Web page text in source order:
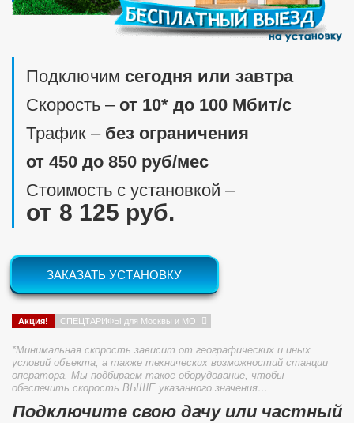
Подключим сегодня или завтра
Скорость ‒ от 10* до 100 Мбит/c
Трафик ‒ без ограничения
от 450 до 850 руб/мес
Стоимость с установкой ‒
8 125 руб.
ЗАКАЗАТЬ УСТАНОВКУ
Акция! СПЕЦТАРИФЫ для Москвы и МО
*Минимальная скорость зависит от географических и иных
условий объекта, а также технических возможностий станции
оператора. Мы подбираем такое оборудование, чтобы
обеспечить скорость ВЫШЕ указанного значения…
Подключите свою дачу или частный